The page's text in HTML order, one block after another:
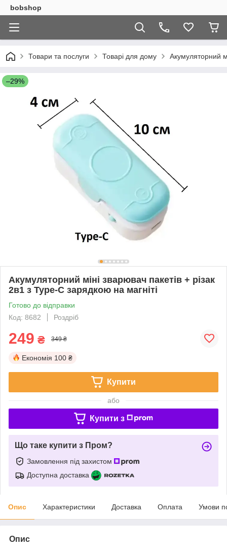
bobshop
Товари та послуги Товарі для дому Акумуляторний
–29%
Акумуляторний міні зварювач пакетів + ​​різак
2в1 з Type-C зарядкою на магніті
Готово до відправки
Код: 8682
Роздріб
249 ₴ 349 ₴
Економія 100 ₴
Купити
або
Купити з
Що таке купити з Пром?
Замовлення під захистом
Доступна доставка
Опис Характеристики Доставка Оплата Умови
Опис